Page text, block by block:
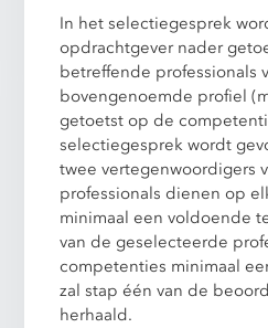
In het selectiegesprek
opdrachtgever nader
betreffende professionals
bovengenoemde profiel
getoetst op de
selectiegesprek wordt
twee vertegenwoordigers
professionals dienen op
minimaal een voldoende
van de geselecteerde
competenties minimaal
zal stap één van de
herhaald.